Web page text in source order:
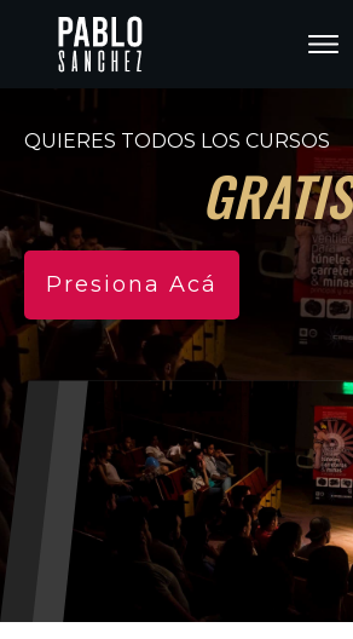
QUIERES TODOS LOS CURSOS
GRATIS
Presiona Acá